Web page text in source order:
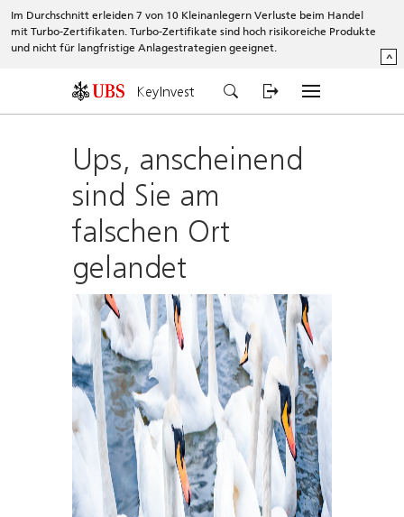
Im Durchschnitt erleiden 7 von 10 Kleinanlegern Verluste beim Handel
mit Turbo-Zertifikaten. Turbo-Zertifikate sind hoch risikoreiche Produkte
und nicht für langfristige Anlagestrategien geeignet.
^
KeyInvest
Ups, anscheinend
sind Sie am
falschen Ort
gelandet